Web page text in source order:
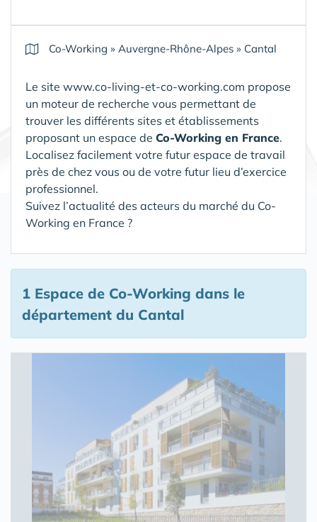
Co-Working » Auvergne-Rhône-Alpes » Cantal
Le site www.co-living-et-co-working.com propose
un moteur de recherche vous permettant de
trouver les différents sites et établissements
proposant un espace de Co-Working en France.
Localisez facilement votre futur espace de travail
près de chez vous ou de votre futur lieu d’exercice
professionnel.
Suivez l’actualité des acteurs du marché du Co-
Working en France ?
1 Espace de Co-Working dans le
département du Cantal